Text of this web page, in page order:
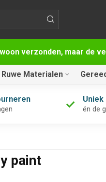
verzonden, maar de
Ruwe Materialen
én de
paint